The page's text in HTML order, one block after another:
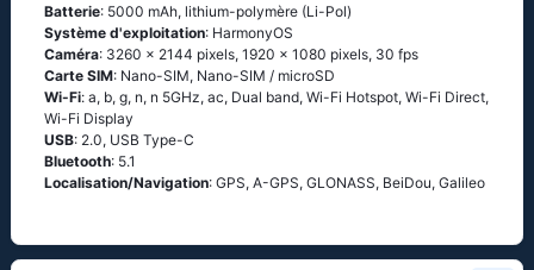
Batterie: 5000 mAh, lithium-polymère (Li-Pol)
Système d'exploitation: HarmonyOS
Caméra: 3260 x 2144 pixels, 1920 x 1080 pixels, 30 fps
Carte SIM: Nano-SIM, Nano-SIM / microSD
Wi-Fi: a, b, g, n, n 5GHz, ac, Dual band, Wi-Fi Hotspot, Wi-Fi Direct,
Wi-Fi Display
USB: 2.0, USB Type-C
Bluetooth: 5.1
Localisation/Navigation: GPS, A-GPS, GLONASS, BeiDou, Galileo